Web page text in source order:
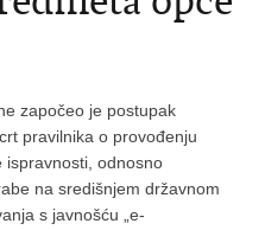
započeo je postupak
pravilnika o provođenju
ispravnosti, odnosno
na središnjem državnom
s javnošću „e-